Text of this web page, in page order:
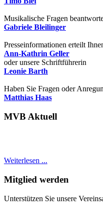
Musikalische Fragen
Gabriele Bleilinger
Presseinformationen erteilt
Ann-Kathrin Geller
oder unsere Schriftführerin
Leonie Barth
Haben Sie Fragen oder
Matthias Haas
MVB Aktuell
Weiterlesen ...
Mitglied werden
Unterstützen Sie unsere